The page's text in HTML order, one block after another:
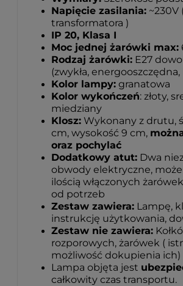
Napięcie zasilania: ~230V
transformatora )
IP 20, Klasa I
Moc jednej żarówki max:
Rodzaj żarówki: E27
(zwykła, energooszczędna,
Kolor lampy: granatowa
Kolor wykończeń: złoty,
miedziany
Klosz: Wykonany z drutu,
cm, wysokość 9 cm,
oraz pochylać
Dodatkowy atut: Dwa
obwody elektryczne,
ilością włączonych
od potrzeb
Zestaw zawiera: Lampę,
instrukcję użytkowania,
Zestaw nie zawiera:
rozporowych, żarówek (
możliwość dokupienia ich)
Lampa objęta jest
całkowity czas transportu.